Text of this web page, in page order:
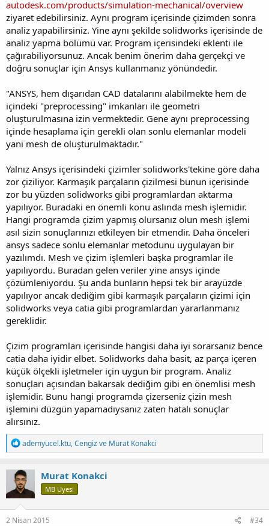
autodesk.com/products/simulation-mechanical/overview
ziyaret edebilirsiniz. Aynı program içerisinde çizimden sonra
analiz yapabilirsiniz. Yine aynı şekilde solidworks içerisinde de
analiz yapma bölümü var. Program içerisindeki eklenti ile
çağırabiliyorsunuz. Ancak benim önerim daha gerçekçi ve
doğru sonuçlar için Ansys kullanmanız yönündedir.
"ANSYS, hem dışarıdan CAD datalarını alabilmekte hem de
içindeki "preprocessing" imkanları ile geometri
oluşturulmasına izin vermektedir. Gene aynı preprocessing
içinde hesaplama için gerekli olan sonlu elemanlar modeli
yani mesh de oluşturulmaktadır."
Yalnız Ansys içerisindeki çizimler solidworks'tekine göre daha
zor çiziliyor. Karmaşık parçaların çizilmesi bunun içerisinde
zor bu yüzden solidworks gibi programlardan aktarma
yapılıyor. Buradaki en önemli konu aslında mesh işlemidir.
Hangi programda çizim yapmış olursanız olun mesh işlemi
asıl sizin sonuçlarınızı etkileyen bir etmendir. Daha önceleri
ansys sadece sonlu elemanlar metodunu uygulayan bir
yazılımdı. Mesh ve çizim işlemleri başka programlar ile
yapılıyordu. Buradan gelen veriler yine ansys içinde
çözümleniyordu. Şu anda bunların hepsi tek bir arayüzde
yapılıyor ancak dediğim gibi karmaşık parçaların çizimi için
solidworks veya catia gibi programlardan yararlanmanız
gereklidir.
Çizim programları içerisinde hangisi daha iyi sorarsanız bence
catia daha iyidir elbet. Solidworks daha basit, az parça içeren
küçük ölçekli işletmeler için uygun bir program. Analiz
sonuçları açısından bakarsak dediğim gibi en önemlisi mesh
işlemidir. Bunu hangi programda çizerseniz çizin mesh
işlemini düzgün yapamadıysanız zaten hatalı sonuçlar
alırsınız.
T
e
p
k
i
l
e
r
:
ademyucel.ktu,Cengizve Murat Konakci
Murat Konakci
MB Üyesi
2 Nisan 2015 #34